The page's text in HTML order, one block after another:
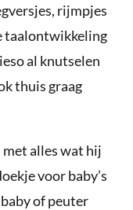
rijmpjes
taalontwikkeling
al knutselen
thuis graag
met alles wat hij
voor baby’s
of peuter